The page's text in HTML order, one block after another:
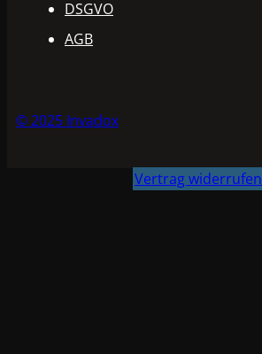
DSGVO
AGB
© 2025 Invadox
Vertrag widerrufen